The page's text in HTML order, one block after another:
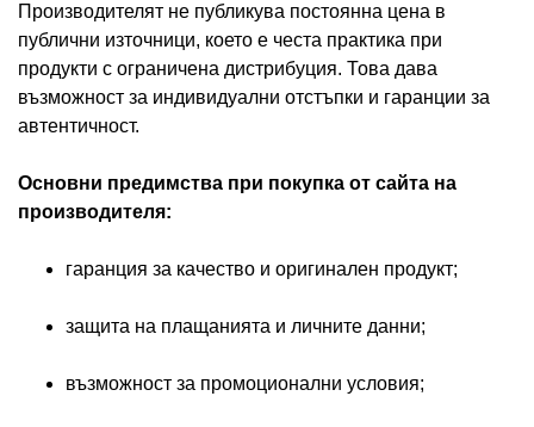
Производителят не публикува постоянна цена в
публични източници, което е честа практика при
продукти с ограничена дистрибуция. Това дава
възможност за индивидуални отстъпки и гаранции за
автентичност.
Основни предимства при покупка от сайта на
производителя:
гаранция за качество и оригинален продукт;
защита на плащанията и личните данни;
възможност за промоционални условия;